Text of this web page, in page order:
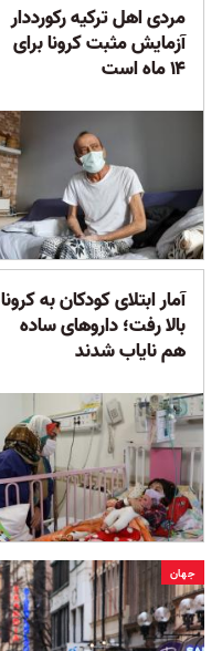
مردی اهل ترکیه رکورددار
آزمایش مثبت کرونا برای
۱۴ ماه است
آمار ابتلای کودکان به کرونا
بالا رفت؛ داروهای ساده
هم نایاب شدند
جهان